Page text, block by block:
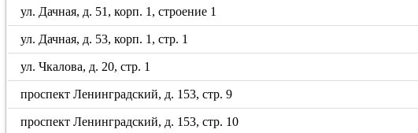
ул. Дачная, д. 51, корп. 1, строение 1
ул. Дачная, д. 53, корп. 1, стр. 1
ул. Чкалова, д. 20, стр. 1
проспект Ленинградский, д. 153, стр. 9
проспект Ленинградский, д. 153, стр. 10